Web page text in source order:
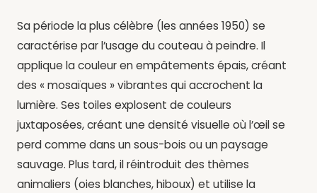
Sa période la plus célèbre (les années 1950) se
caractérise par l’usage du couteau à peindre. Il
applique la couleur en empâtements épais, créant
des « mosaïques » vibrantes qui accrochent la
lumière. Ses toiles explosent de couleurs
juxtaposées, créant une densité visuelle où l’œil se
perd comme dans un sous-bois ou un paysage
sauvage. Plus tard, il réintroduit des thèmes
animaliers (oies blanches, hiboux) et utilise la